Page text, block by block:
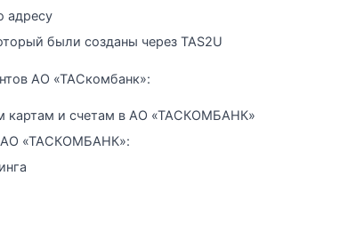
адресу
были созданы через TAS2U
АО «ТАСкомбанк»:
и счетам в АО «ТАСКОМБАНК»
АО «ТАСКОМБАНК»: